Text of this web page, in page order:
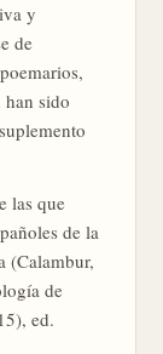
y
de
han sido
las que
de la
(Calambur,
de
ed.